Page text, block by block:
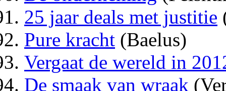
25 jaar deals met justitie
Pure kracht (Baelus)
Vergaat de wereld in
De smaak van wraak